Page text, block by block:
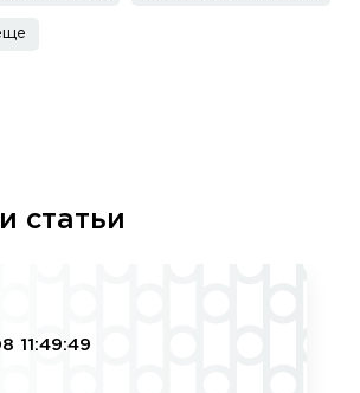
и статьи
11:49:49